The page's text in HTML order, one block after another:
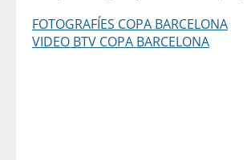
FOTOGRAFÍES COPA BARCELONA
VIDEO BTV COPA BARCELONA